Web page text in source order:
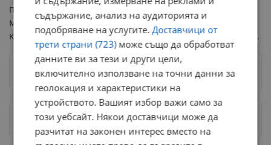
прокурор Ваня Стефанова. Тя ще заема поста за
максималния допустим срок от шест месеца, докато
кадровиците не стартират нова официална процедура.
Следвай ни в Google News→
Предпочитани източници→
съдържание, анализ на аудиторията и
подобряване на услугите.Доставчици от
трети страни (723)може също да обработват
данните ви за тези и други цели,
включително използване на точни данни за
геолокация и характеристики на
устройството. Вашият избор важи само за
този уебсайт. Някои доставчици може да
разчитат на законен интерес вместо на